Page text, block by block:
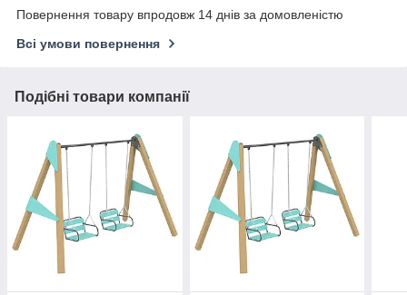
Повернення товару впродовж 14 днів за домовленістю
Всі умови повернення
Подібні товари компанії